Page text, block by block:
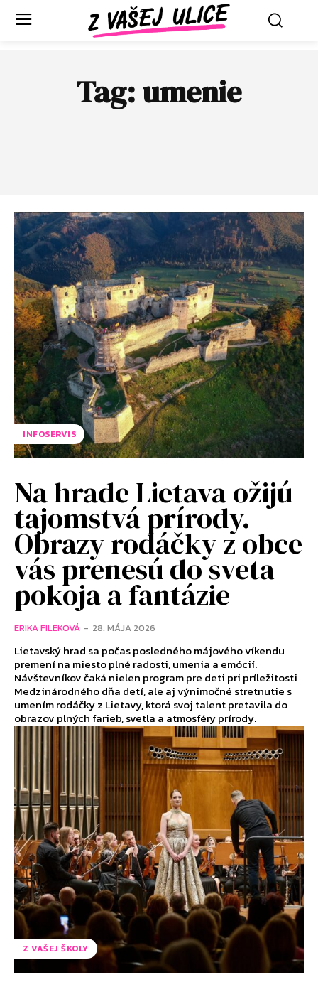
Tag:umenie
INFOSERVIS
Na hrade Lietava ožijú
tajomstvá prírody.
Obrazy rodáčky z obce
vás prenesú do sveta
pokoja a fantázie
ERIKA FILEKOVÁ - 28. MÁJA 2026
Lietavský hrad sa počas posledného májového víkendu
premení na miesto plné radosti, umenia a emócií.
Návštevníkov čaká nielen program pre deti pri príležitosti
Medzinárodného dňa detí, ale aj výnimočné stretnutie s
umením rodáčky z Lietavy, ktorá svoj talent pretavila do
obrazov plných farieb, svetla a atmosféry prírody.
Z VAŠEJ ŠKOLY